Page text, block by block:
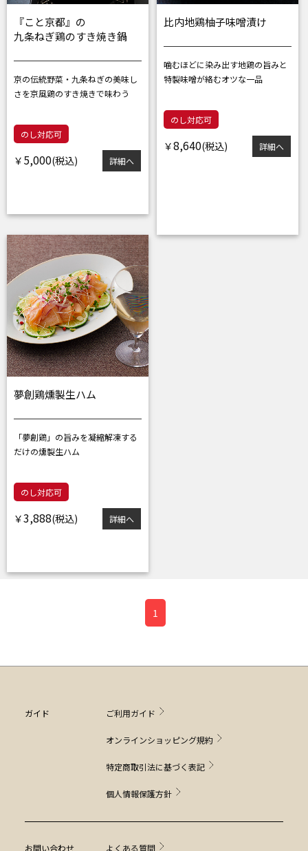
『こと京都』の
九条ねぎ鶏のすき焼き鍋
京の伝統野菜・九条ねぎの美味し
さを京風鶏のすき焼きで味わう
のし対応可
￥ 5,000 詳細へ
比内地鶏柚子味噌漬け
噛むほどに染み出す地鶏の旨みと
特製味噌が絡むオツな一品
のし対応可
￥8,640 詳細へ
夢創鶏燻製生ハム
「夢創鶏」の旨みを凝縮解凍する
だけの燻製生ハム
のし対応可
￥3,888 詳細へ
1
ガイド ご利用ガイド
オンラインショッピング規約
特定商取引法に基づく表記
個人情報保護方針
お問い合わせ よくある質問